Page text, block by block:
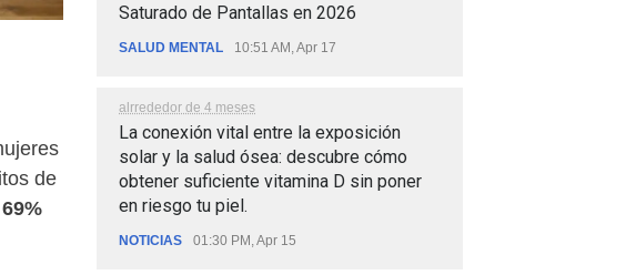
de
Saturado de Pantallas en 2026
SALUD MENTAL 10:51 AM, Apr 17
alrrededor de 4 meses
La conexión vital entre la exposición
solar y la salud ósea: descubre cómo
obtener suficiente vitamina D sin poner
en riesgo tu piel.
NOTICIAS 01:30 PM, Apr 15